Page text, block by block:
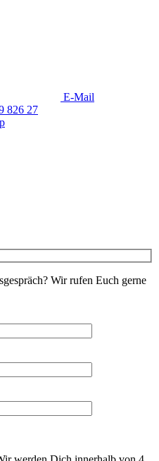
E-Mail
826 27
Wir rufen Euch gerne